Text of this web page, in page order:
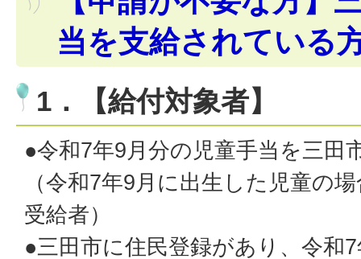
当を支給されている
1．【給付対象者】
●令和7年9月分の児童手当を三田
（令和7年9月に出生した児童の
受給者）
●三田市に住民登録があり、令和